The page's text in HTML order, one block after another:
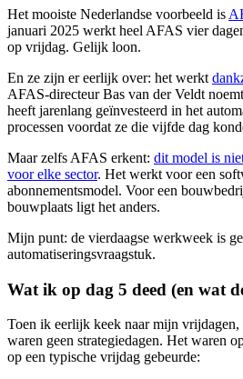
Het mooiste Nederlandse voorbeeld is
januari 2025 werkt heel AFAS vier
op vrijdag. Gelijk loon.
En ze zijn er eerlijk over: het werkt
AFAS-directeur Bas van der Veldt
heeft jarenlang geïnvesteerd in het
processen voordat ze die vijfde dag
Maar zelfs AFAS erkent: dit model is
voor elke sector. Het werkt voor een
abonnementsmodel. Voor een
bouwplaats ligt het anders.
Mijn punt: de vierdaagse werkweek is
automatiseringsvraagstuk.
Wat ik op dag 5 deed (en wat
Toen ik eerlijk keek naar mijn
waren geen strategiedagen. Het waren
op een typische vrijdag gebeurde: